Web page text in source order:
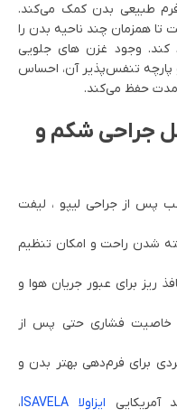
طبیعی بدن کمک می‌کند.
همزمان چند ناحیه بدن را
کند. وجود غزن های جلویی
تنفس‌پذیر آن، احساس
مدت حفظ می‌کند.
جراحی شکم و
پس از جراحی لیپو ، لیفت
شدن راحت و امکان تنظیم
ریز برای عبور جریان هوا و
فشاری حتی پس از
برای فرم‌دهی بهتر بدن و
ایزاولا ISAVELA
،